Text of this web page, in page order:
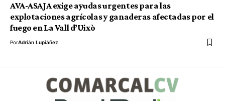
AVA-ASAJA exige ayudas urgentes para las
explotaciones agrícolas y ganaderas afectadas por el
fuego en La Vall d’Uixò
PorAdrián Lupiáñez